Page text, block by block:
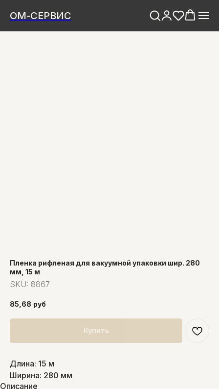
ОМ-СЕРВИС
Пленка рифленая для вакуумной упаковки шир. 280
мм, 15 м
SKU: 8867
85,68 руб
Купить
Длина: 15 м
Ширина: 280 мм
Описание